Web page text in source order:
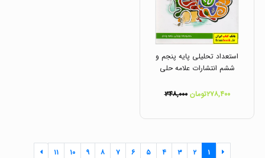
استعداد تحلیلی پایه پنجم و
ششم انتشارات علامه حلی
۲۷۸,۴۰۰تومان ۳۴۸,۰۰۰
۱ ۲ ۳ ۴ ۵ ۶ ۷ ۸ ۹ ۱۰ ۱۱